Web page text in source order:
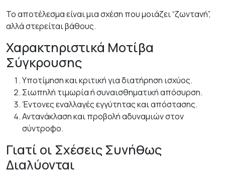
Το αποτέλεσμα είναι μια σχέση που μοιάζει “ζωντανή”,
αλλά στερείται βάθους.
Χαρακτηριστικά Μοτίβα
Σύγκρουσης
Υποτίμηση και κριτική για διατήρηση ισχύος.
Σιωπηλή τιμωρία ή συναισθηματική απόσυρση.
Έντονες εναλλαγές εγγύτητας και απόστασης.
Αντανάκλαση και προβολή αδυναμιών στον
σύντροφο.
Γιατί οι Σχέσεις Συνήθως
Διαλύονται